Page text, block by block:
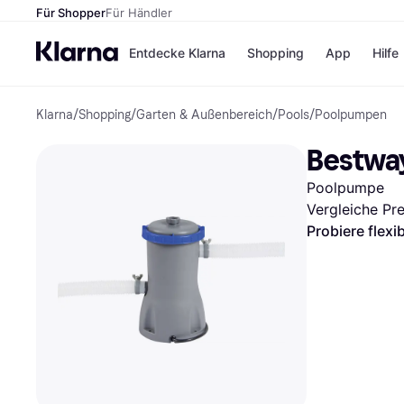
Für ShopperFür Händler
Entdecke Klarna
Zahlungsmethoden
Sofort bezahlen
Bezahle in 3
Teilzahlungen
Bezahle in bis zu 30
Shopping
Shops
eBay
Temu
SHEIN
App Hilfe
Klarna/Shopping/Garten & Außenbereich/Pools/Poolpumpen
Poolpumpe
Vergleiche
Probiere